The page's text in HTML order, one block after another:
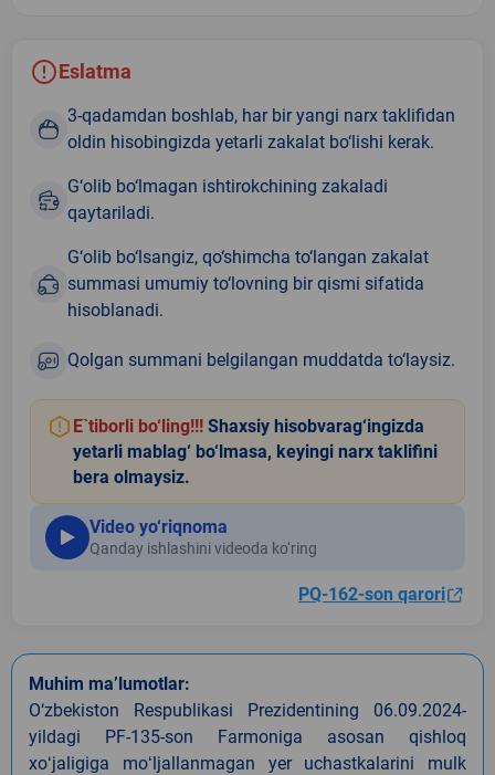
Eslatma
3-qadamdan boshlab, har bir yangi narx taklifidan
oldin hisobingizda yetarli zakalat bo‘lishi kerak.
G‘olib bo‘lmagan ishtirokchining zakaladi
qaytariladi.
G‘olib bo‘lsangiz, qo‘shimcha to‘langan zakalat
summasi umumiy to‘lovning bir qismi sifatida
hisoblanadi.
Qolgan summani belgilangan muddatda to‘laysiz.
E`tiborli bo‘ling!!! Shaxsiy hisobvarag‘ingizda
yetarli mablag‘ bo‘lmasa, keyingi narx taklifini
bera olmaysiz.
Video yo‘riqnoma
Qanday ishlashini videoda ko‘ring
PQ-162-son qarori
Muhim ma’lumotlar:
O‘zbekiston Respublikasi Prezidentining 06.09.2024-
yildagi PF-135-son Farmoniga asosan qishloq
xoʻjaligiga moʻljallanmagan yer uchastkalarini mulk